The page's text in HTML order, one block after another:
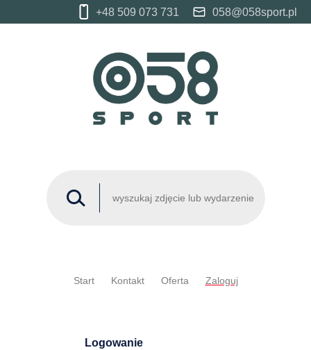
+48 509 073 731 058@058sport.pl
Start Kontakt Oferta Zaloguj
Logowanie